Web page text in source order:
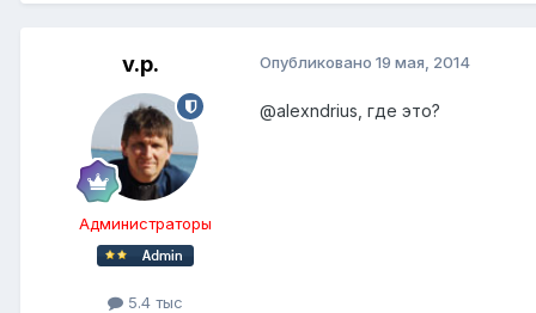
v.p.
Администраторы
5.4 тыс
Опубликовано 19 мая, 2014
@alexndrius, где это?